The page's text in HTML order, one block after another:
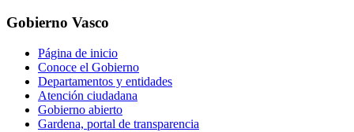
Gobierno Vasco
Página de inicio
Conoce el Gobierno
Departamentos y entidades
Atención ciudadana
Gobierno abierto
Gardena, portal de transparencia